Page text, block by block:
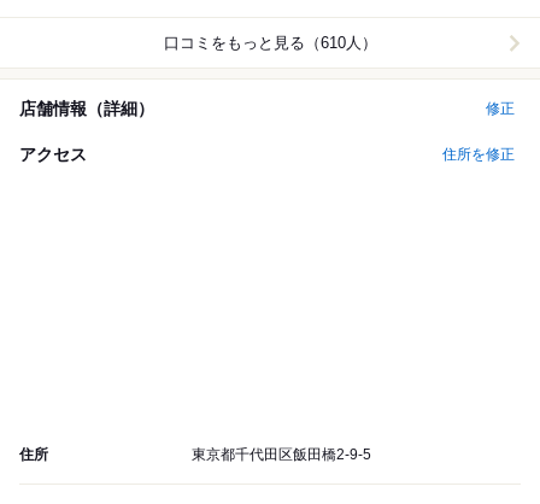
口コミをもっと見る（610人）
店舗情報（詳細） 修正
アクセス 住所を修正
住所 東京都千代田区飯田橋2-9-5